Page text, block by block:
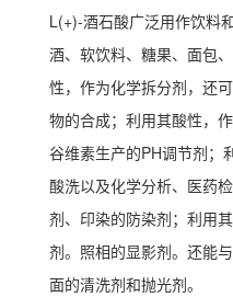
L(+)-酒石酸广泛用作饮料
酒、软饮料、糖果、面包
性，作为化学拆分剂，还
物的合成；利用其酸性，
谷维素生产的PH调节剂；
酸洗以及化学分析、医药
剂、印染的防染剂；利用
剂。照相的显影剂。还能
面的清洗剂和抛光剂。